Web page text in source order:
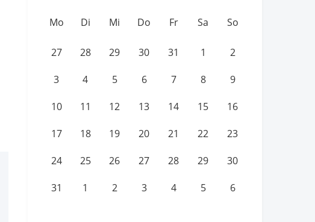
Mo Di Mi Do Fr Sa So
27 28 29 30 31 1 2
3 4 5 6 7 8 9
10 11 12 13 14 15 16
17 18 19 20 21 22 23
24 25 26 27 28 29 30
31 1 2 3 4 5 6